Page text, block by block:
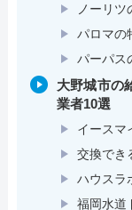
ノーリツ
パロマの
パーパス
大野城市の
業者10選
イースマ
交換でき
ハウスラ
福岡水道